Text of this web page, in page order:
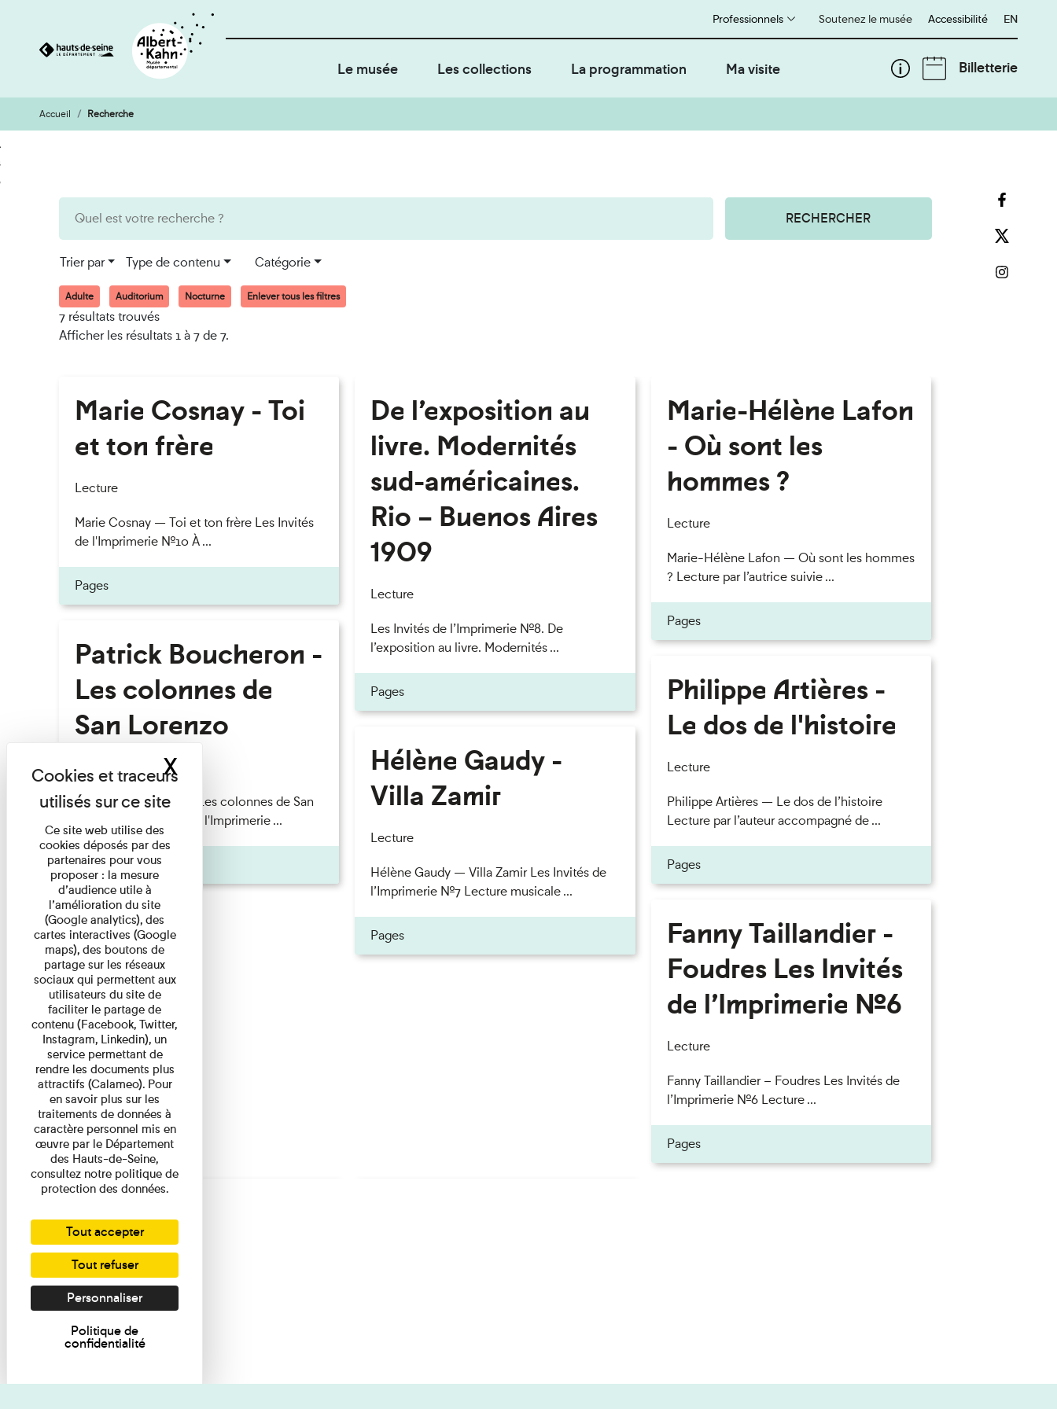
Aller
au
contenu
Aller
à
la
Soutenez le musée
Professionnels Accessibilité English
EN
Le musée Les collections La programmation Ma visite Billetterie
Accueil Recherche
RECHERCHER
Trier par Type de contenu Catégorie
Adulte Auditorium Nocturne Enlever tous les filtres
7 résultats trouvés
Afficher les résultats 1 à 7 de 7.
Marie Cosnay - Toi
et ton frère
Lecture
Marie Cosnay — Toi et ton frère Les Invités
de l'Imprimerie n°10 À ...
Pages
Patrick Boucheron -
Les colonnes de
San Lorenzo
Lecture
Patrick Boucheron — Les colonnes de San
Lorenzo Les Invités de l'Imprimerie ...
Pages
De l’exposition au
livre. Modernités
sud-américaines.
Rio – Buenos Aires
1909
Lecture
Les Invités de l’Imprimerie n°8. De
l’exposition au livre. Modernités ...
Pages
Hélène Gaudy -
Villa Zamir
Lecture
Hélène Gaudy — Villa Zamir Les Invités de
l’Imprimerie n°7 Lecture musicale ...
Pages
Marie-Hélène Lafon
- Où sont les
hommes ?
Lecture
Marie-Hélène Lafon — Où sont les hommes
? Lecture par l’autrice suivie ...
Pages
Philippe Artières -
Le dos de l'histoire
Lecture
Philippe Artières — Le dos de l’histoire
Lecture par l’auteur accompagné de ...
Pages
Fanny Taillandier -
Foudres Les Invités
de l’Imprimerie n°6
Lecture
Fanny Taillandier – Foudres Les Invités de
l’Imprimerie n°6 Lecture ...
Pages
Ce site web utilise des
cookies déposés par des
partenaires pour vous
proposer : la mesure
d’audience utile à
l’amélioration du site
(Google analytics), des
cartes interactives (Google
maps), des boutons de
partage sur les réseaux
sociaux qui permettent aux
utilisateurs du site de
faciliter le partage de
contenu (Facebook, Twitter,
Instagram, Linkedin), un
service permettant de
rendre les documents plus
attractifs (Calameo). Pour
en savoir plus sur les
traitements de données à
caractère personnel mis en
œuvre par le Département
des Hauts-de-Seine,
consultez notre politique de
protection des données.
Tout accepter
Tout refuser
Personnaliser
Politique de
confidentialité
XMasquer le bandeau des cookies